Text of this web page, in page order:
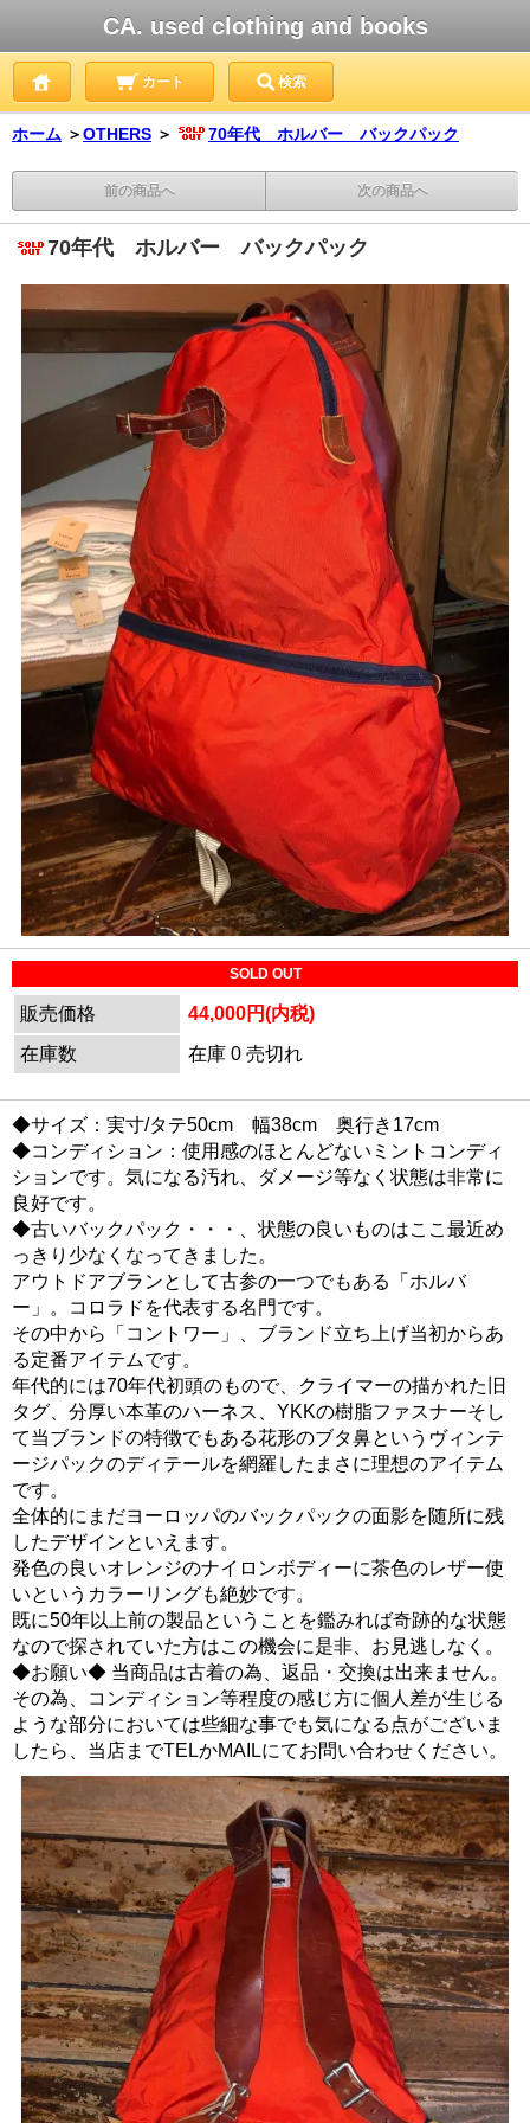
CA. used clothing and books
カート 検索
ホーム ＞OTHERS ＞ 70年代 ホルバー バックパック
前の商品へ 次の商品へ
70年代 ホルバー バックパック
SOLD OUT
販売価格
44,000円(内税)
在庫数
在庫 0 売切れ
◆サイズ：実寸/タテ50cm 幅38cm 奥行き17cm
◆コンディション：使用感のほとんどないミントコンディ
ションです。気になる汚れ、ダメージ等なく状態は非常に
良好です。
◆古いバックパック・・・、状態の良いものはここ最近め
っきり少なくなってきました。
アウトドアブランとして古参の一つでもある「ホルバ
ー」。コロラドを代表する名門です。
その中から「コントワー」、ブランド立ち上げ当初からあ
る定番アイテムです。
年代的には70年代初頭のもので、クライマーの描かれた旧
タグ、分厚い本革のハーネス、YKKの樹脂ファスナーそし
て当ブランドの特徴でもある花形のブタ鼻というヴィンテ
ージパックのディテールを網羅したまさに理想のアイテム
です。
全体的にまだヨーロッパのバックパックの面影を随所に残
したデザインといえます。
発色の良いオレンジのナイロンボディーに茶色のレザー使
いというカラーリングも絶妙です。
既に50年以上前の製品ということを鑑みれば奇跡的な状態
なので探されていた方はこの機会に是非、お見逃しなく。
◆お願い◆ 当商品は古着の為、返品・交換は出来ません。
その為、コンディション等程度の感じ方に個人差が生じる
ような部分においては些細な事でも気になる点がございま
したら、当店までTELかMAILにてお問い合わせください。